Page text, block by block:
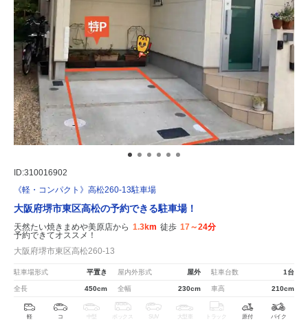
ID:310016902
《軽・コンパクト》高松260-13駐車場
大阪府堺市東区高松の予約できる駐車場！
天然たい焼きまめや美原店から 1.3km 徒歩 17～24分
予約できてオススメ！
大阪府堺市東区高松260-13
駐車場形式 平置き 屋内外形式 屋外 駐車台数 1台
全長 450cm 全幅 230cm 車高 210cm
軽 コ 中型 ボックス SUV 大型車 トラック 原付 バイク